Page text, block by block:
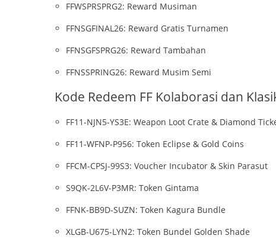
FFWSPRSPRG2: Reward Musiman
FFNSGFINAL26: Reward Gratis Turnamen
FFNSGFSPRG26: Reward Tambahan
FFNSSPRING26: Reward Musim Semi
Kode Redeem FF Kolaborasi dan
FF11-NJN5-YS3E: Weapon Loot Crate & Diamond
FF11-WFNP-P956: Token Eclipse & Gold Coins
FFCM-CPSJ-99S3: Voucher Incubator & Skin Parasut
S9QK-2L6V-P3MR: Token Gintama
FFNK-BB9D-SUZN: Token Kagura Bundle
XLGB-U675-LYN2: Token Bundel Golden Shade